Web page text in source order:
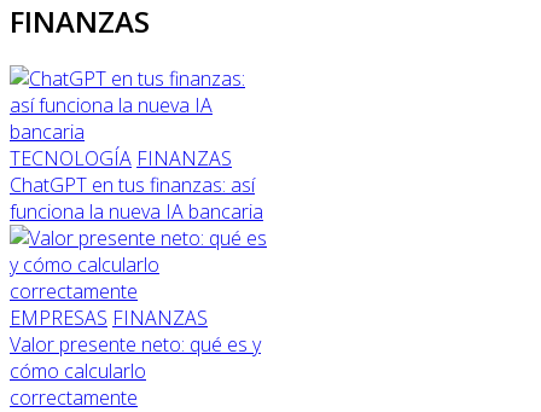
FINANZAS
TECNOLOGÍA FINANZAS
ChatGPT en tus finanzas: así
funciona la nueva IA bancaria
EMPRESAS FINANZAS
Valor presente neto: qué es y
cómo calcularlo
correctamente